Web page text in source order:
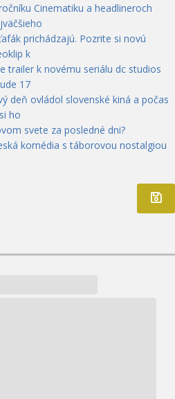
Cinematiku a headlineroch
prichádzajú. Pozrite si novú
k
trailer k novému seriálu dc studios
17
deň ovládol slovenské kiná a počas
ho
svete za posledné dni?
komédia s táborovou nostalgiou